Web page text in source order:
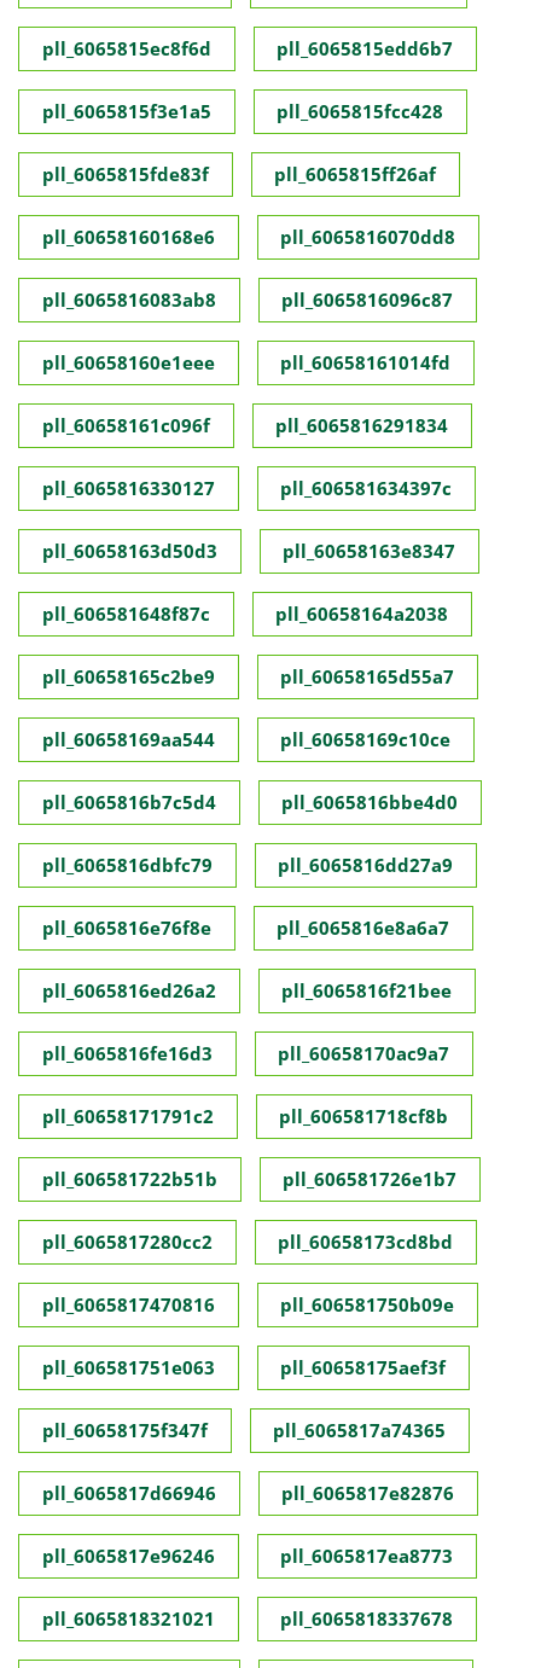
pll_6065815ec8f6d pll_6065815edd6b7
pll_6065815f3e1a5 pll_6065815fcc428
pll_6065815fde83f pll_6065815ff26af
pll_60658160168e6 pll_6065816070dd8
pll_6065816083ab8 pll_6065816096c87
pll_60658160e1eee pll_60658161014fd
pll_60658161c096f pll_6065816291834
pll_6065816330127 pll_606581634397c
pll_60658163d50d3 pll_60658163e8347
pll_606581648f87c pll_60658164a2038
pll_60658165c2be9 pll_60658165d55a7
pll_60658169aa544 pll_60658169c10ce
pll_6065816b7c5d4 pll_6065816bbe4d0
pll_6065816dbfc79 pll_6065816dd27a9
pll_6065816e76f8e pll_6065816e8a6a7
pll_6065816ed26a2 pll_6065816f21bee
pll_6065816fe16d3 pll_60658170ac9a7
pll_60658171791c2 pll_606581718cf8b
pll_606581722b51b pll_606581726e1b7
pll_6065817280cc2 pll_60658173cd8bd
pll_6065817470816 pll_606581750b09e
pll_606581751e063 pll_60658175aef3f
pll_60658175f347f pll_6065817a74365
pll_6065817d66946 pll_6065817e82876
pll_6065817e96246 pll_6065817ea8773
pll_6065818321021 pll_6065818337678